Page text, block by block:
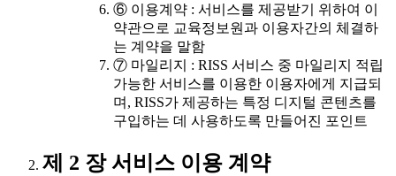
⑥ 이용계약 : 서비스를 제공받기 위하여 이
약관으로 교육정보원과 이용자간의 체결하
는 계약을 말함
⑦ 마일리지 : RISS 서비스 중 마일리지 적립
가능한 서비스를 이용한 이용자에게 지급되
며, RISS가 제공하는 특정 디지털 콘텐츠를
구입하는 데 사용하도록 만들어진 포인트
제 2 장 서비스 이용 계약